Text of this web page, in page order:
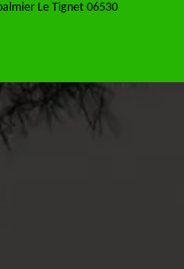
Le Tignet 06530